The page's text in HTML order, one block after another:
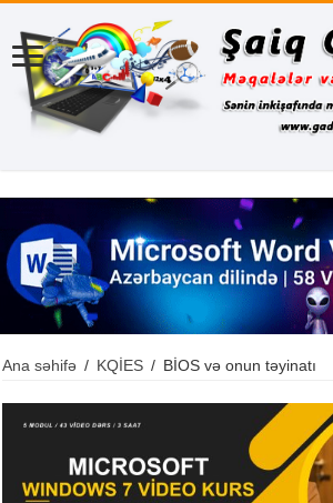
Ana səhifə / KQİES / BİOS və onun təyinatı